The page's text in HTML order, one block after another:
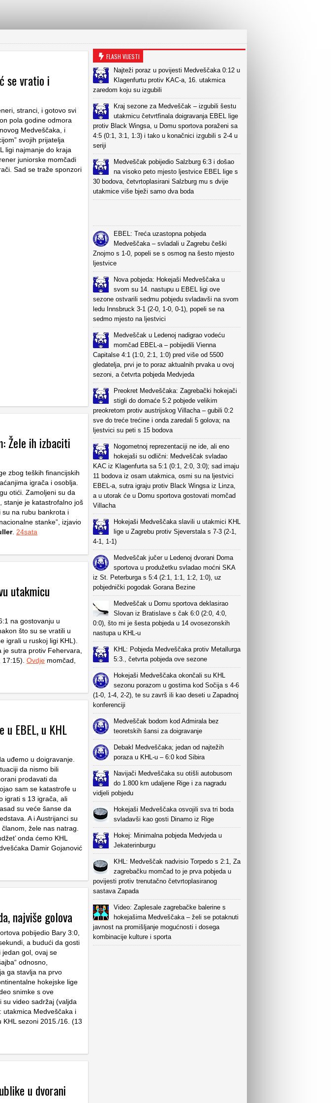
se vratio i
stranci, i gotovo svi
pola godine odmora
Medveščaka, i
svojih prijatelja
ligi najmanje do kraja
juniorske momčadi
Sad se traže sponzori
Žele ih izbaciti
zbog teških financijskih
igrača i osoblja.
otići. Zamoljeni su da
stanje je katastrofalno još
na rubu bankrota i
stanke”, izjavio
. 24sata
utakmicu
na gostovanju u
što su se vratili u
igrali u ruskoj ligi KHL).
sutra protiv Fehervara,
Ovdje momčad,
u EBEL, u KHL
uđemo u doigravanje.
da nismo bili
prodavati da
sam se katastrofe u
igrati s 13 igrača, ali
su veće šanse da
A i Austrijanci su
žele nas natrag.
onda ćemo KHL
Damir Gojanović
najviše golova
pobijedio Bary 3:0,
a budući da gosti
jedan gol, ovaj se
odnosno,
ga stavlja na prvo
hokejske lige
snimke s ove
su video sadržaj (valjda
utakmica Medveščaka i
sezoni 2015./16. (13
u dvorani
FLASH VIJESTI
Najteži poraz u povijesti Medveščaka 0:12 u
Klagenfurtu protiv KAC-a, 16. utakmica
zaredom koju su izgubili
Kraj sezone za Medveščak – izgubili šestu
utakmicu četvrtfinala doigravanja EBEL lige
protiv Black Wingsa, u Domu sportova poraženi sa
4:5 (0:1, 3:1, 1:3) i tako u konačnici izgubili s 2-4 u
seriji
Medveščak pobijedio Salzburg 6:3 i došao
na visoko peto mjesto ljestvice EBEL lige s
30 bodova, četvrtoplasirani Salzburg mu s dvije
utakmice više bježi samo dva boda
EBEL: Treća uzastopna pobjeda
Medveščaka – svladali u Zagrebu češki
Znojmo s 1-0, popeli se s osmog na šesto mjesto
ljestvice
Nova pobjeda: Hokejaši Medveščaka u
svom su 14. nastupu u EBEL ligi ove
sezone ostvarili sedmu pobjedu svladavši na svom
ledu Innsbruck 3-1 (2-0, 1-0, 0-1), popeli se na
sedmo mjesto na ljestvici
Medveščak u Ledenoj nadigrao vodeću
momčad EBEL-a – pobijedili Vienna
Capitalse 4:1 (1:0, 2:1, 1:0) pred više od 5500
gledatelja, prvi je to poraz aktualnih prvaka u ovoj
sezoni, a četvrta pobjeda Medvjeda
Preokret Medveščaka: Zagrebački hokejači
stigli do domaće 5:2 pobjede velikim
preokretom protiv austrijskog Villacha – gubili 0:2
sve do treće trećine i onda zaredali 5 golova; na
ljestvici su peti s 15 bodova
Nogometnoj reprezentaciji ne ide, ali eno
hokejaši su odlični: Medveščak svladao
KAC iz Klagenfurta sa 5:1 (0:1, 2:0, 3:0); sad imaju
11 bodova iz osam utakmica, osmi su na ljestvici
EBEL-a, sutra igraju protiv Black Wingsa iz Linza,
a u utorak će u Domu sportova gostovati momčad
Villacha
Hokejaši Medveščaka slavili u utakmici KHL
lige u Zagrebu protiv Sjeverstala s 7-3 (2-1,
4-1, 1-1)
Medveščak jučer u Ledenoj dvorani Doma
sportova u produžetku svladao moćni SKA
iz St. Peterburga s 5:4 (2:1, 1:1, 1:2, 1:0), uz
pobjednički pogodak Gorana Bezine
Medveščak u Domu sportova deklasirao
Slovan iz Bratislave s čak 6:0 (2:0, 4:0,
0:0), što mi je šesta pobjeda u 14 ovosezonskih
nastupa u KHL-u
KHL: Pobjeda Medveščaka protiv Metallurga
5:3., četvrta pobjeda ove sezone
Hokejaši Medveščaka okončali su KHL
sezonu porazom u gostima kod Sočija s 4-6
(1-0, 1-4, 2-2), te su završ ili kao deseti u Zapadnoj
konferenciji
Medveščak bodom kod Admirala bez
teoretskih šansi za doigravanje
Debakl Medveščaka; jedan od najtežih
poraza u KHL-u – 6:0 kod Sibira
Navijači Medveščaka su otišli autobusom
do 1.800 km udaljene Rige i za nagradu
vidjeli pobjedu
Hokejaši Medveščaka osvojili sva tri boda
svladavši kao gosti Dinamo iz Rige
Hokej: Minimalna pobjeda Medvjeda u
Jekaterinburgu
KHL: Medveščak nadvisio Torpedo s 2:1, Za
zagrebačku momčad to je prva pobjeda u
povijesti protiv trenutačno četvrtoplasiranog
sastava Zapada
Video: Zaplesale zagrebačke balerine s
hokejašima Medveščaka – želi se potaknuti
javnost na promišljanje mogućnosti i dosega
kombinacije kulture i sporta